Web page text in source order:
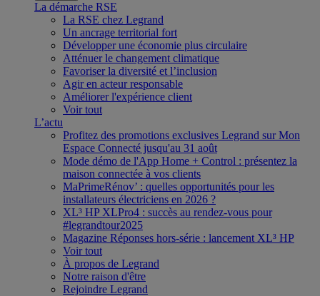
La démarche RSE
La RSE chez Legrand
Un ancrage territorial fort
Développer une économie plus circulaire
Atténuer le changement climatique
Favoriser la diversité et l’inclusion
Agir en acteur responsable
Améliorer l'expérience client
Voir tout
L’actu
Profitez des promotions exclusives Legrand sur Mon
Espace Connecté jusqu'au 31 août
Mode démo de l'App Home + Control : présentez la
maison connectée à vos clients
MaPrimeRénov’ : quelles opportunités pour les
installateurs électriciens en 2026 ?
XL³ HP XLPro4 : succès au rendez-vous pour
#legrandtour2025
Magazine Réponses hors-série : lancement XL³ HP
Voir tout
À propos de Legrand
Notre raison d'être
Rejoindre Legrand